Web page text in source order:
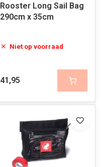
Rooster Long Sail Bag
290cm x 35cm
Niet op voorraad
41,95